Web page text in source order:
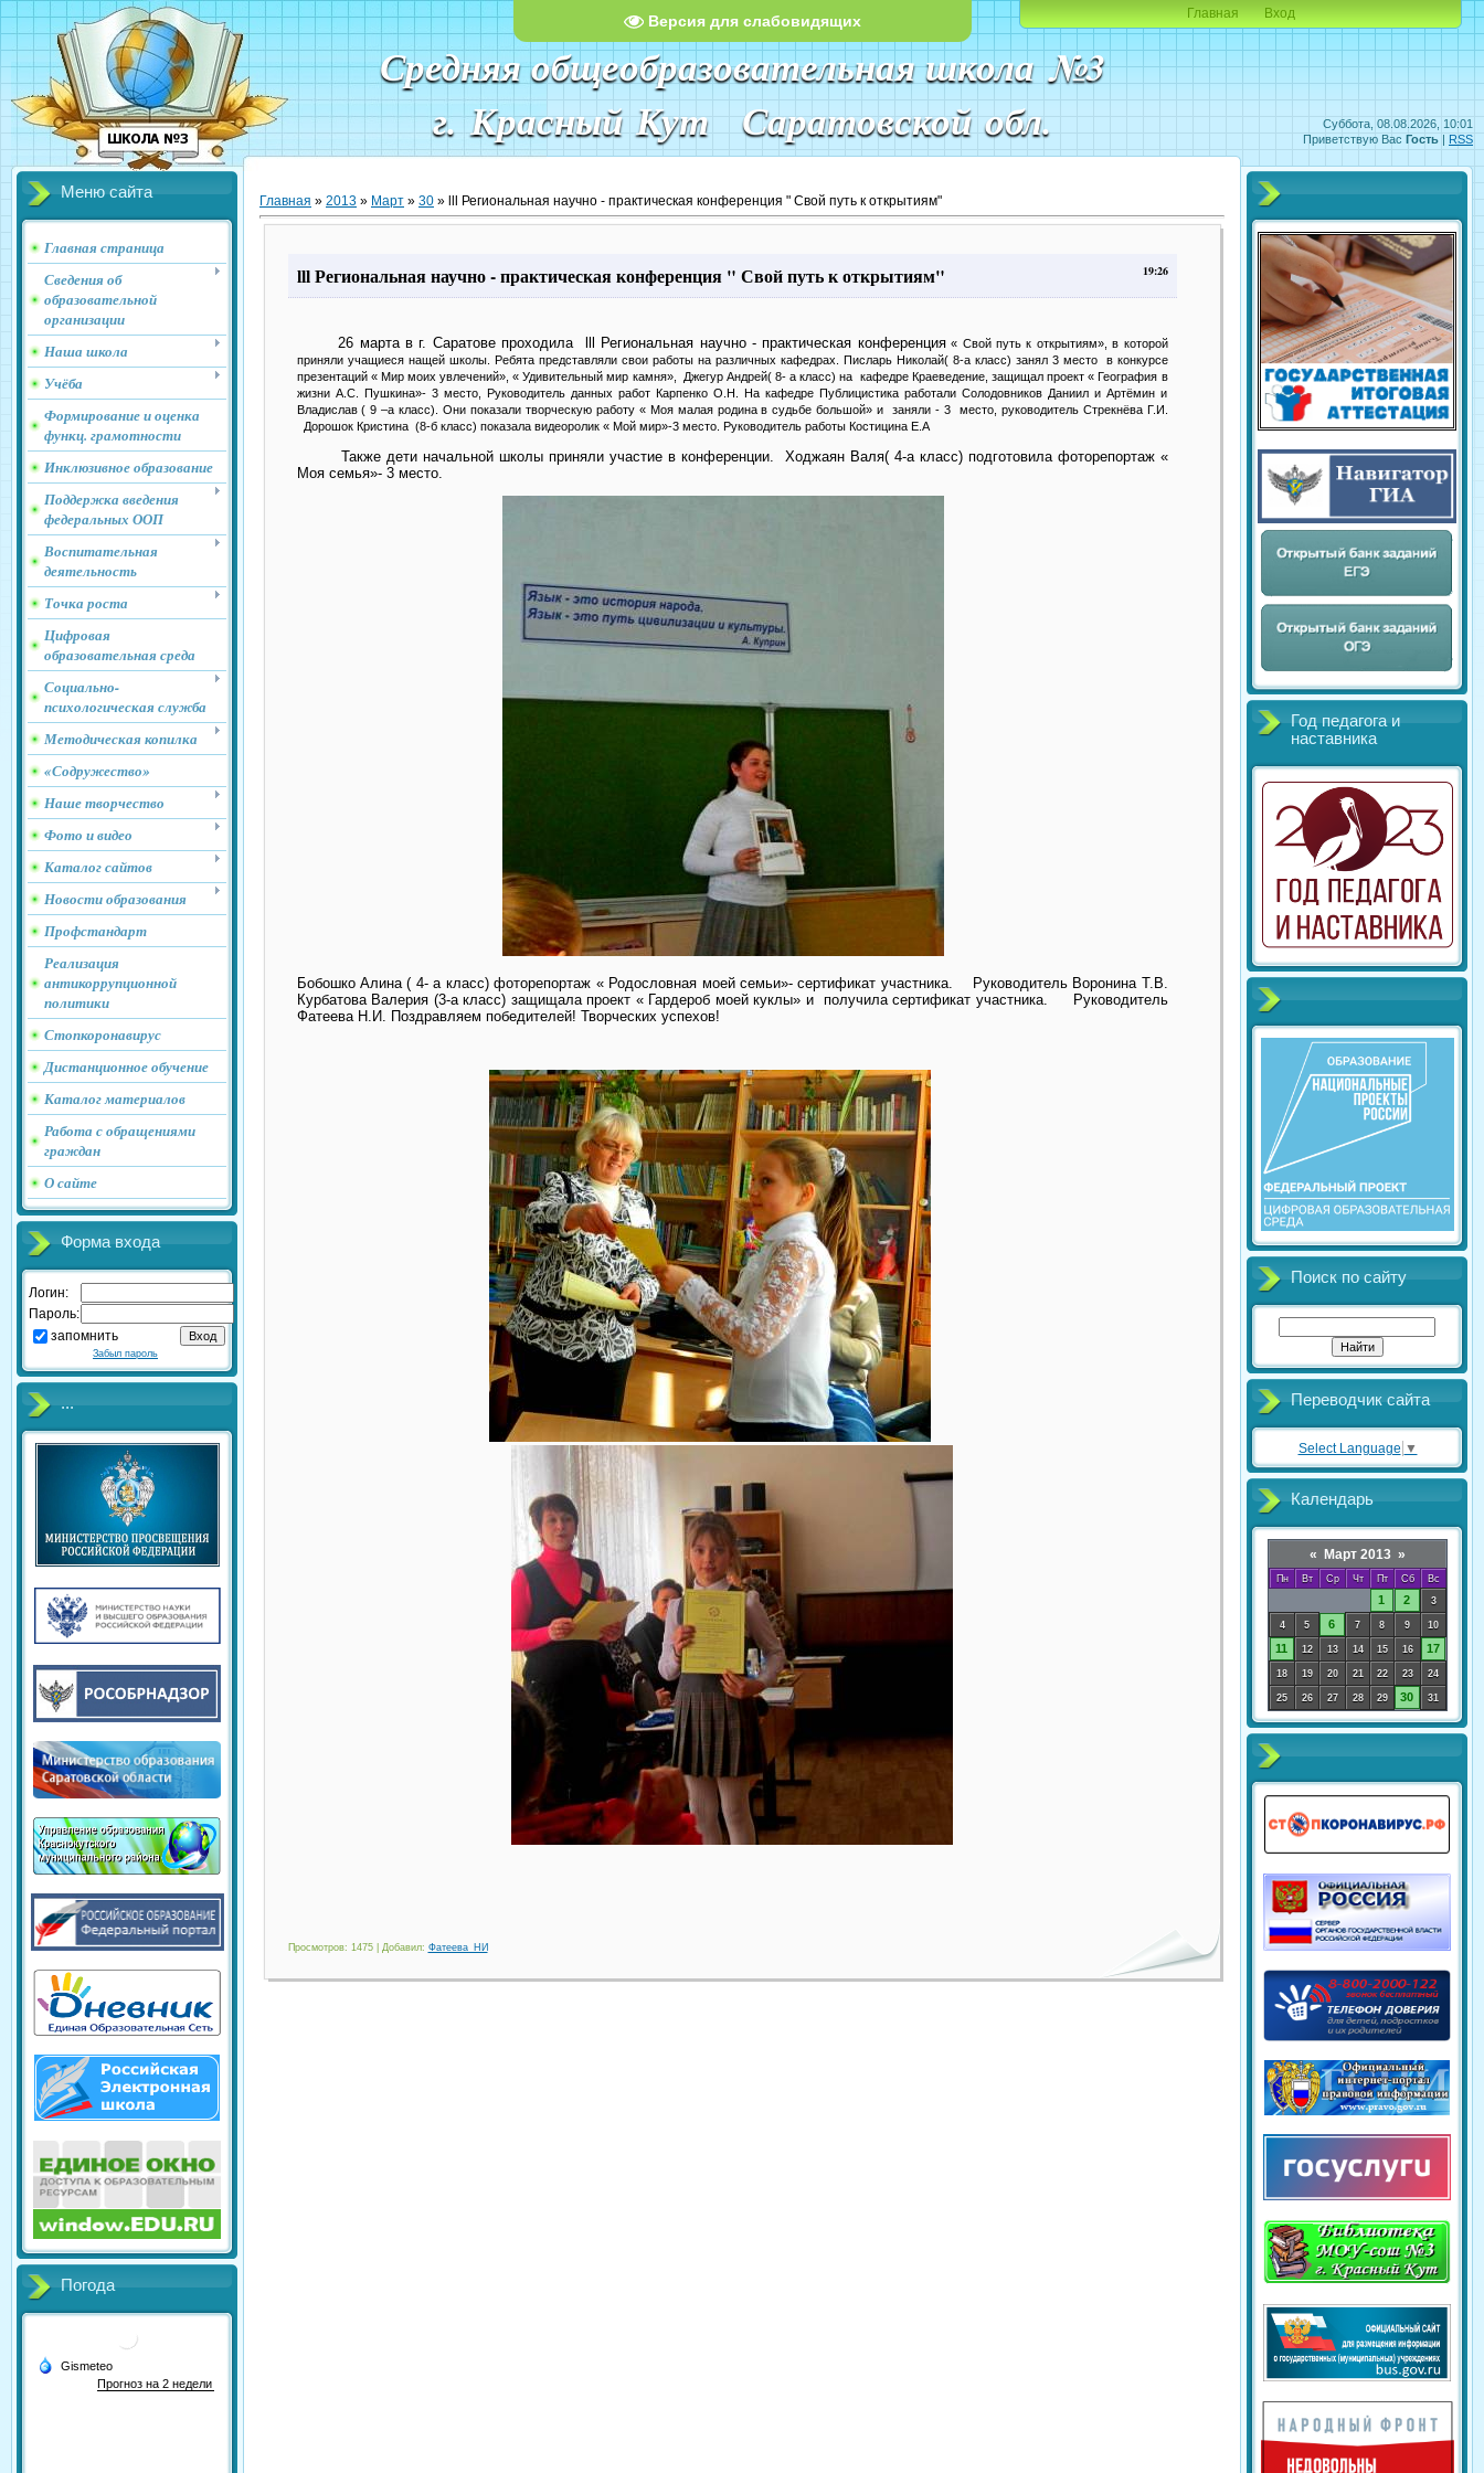
Версия для слабовидящих
Суббота, 08.08.2026, 10:01
Приветствую Вас Гость | RSS
Средняя общеобразовательная школа №3
г. Красный Кут Саратовской обл.
Главная Вход
Меню сайта
Главная страница
Сведения об
образовательной
организации
Наша школа
Учёба
Формирование и оценка
функц. грамотности
Инклюзивное образование
Поддержка введения
федеральных ООП
Воспитательная
деятельность
Точка роста
Цифровая
образовательная среда
Социально-
психологическая служба
Методическая копилка
«Содружество»
Наше творчество
Фото и видео
Каталог сайтов
Новости образования
Профстандарт
Реализация
антикоррупционной
политики
Стопкоронавирус
Дистанционное обучение
Каталог материалов
Работа с обращениями
граждан
О сайте
Форма входа
Логин:
Пароль:
запомнить
Забыл пароль
...
Погода
Главная » 2013 » Март » 30 » lll Региональная научно - практическая конференция " Свой путь к открытиям"
19:26
lll Региональная научно - практическая конференция " Свой путь к открытиям"
26 марта в г. Саратове проходила lll Региональная научно - практическая конференция « Свой путь к открытиям», в которой
приняли учащиеся нащей школы. Ребята представляли свои работы на различных кафедрах. Писларь Николай( 8-а класс) занял 3 место
в конкурсе
презентаций « Мир моих увлечений», « Удивительный мир камня»,
Джегур Андрей( 8- а класс) на кафедре Краеведение, защищал проект « География в
жизни А.С. Пушкина»- 3 место, Руководитель данных работ Карпенко О.Н. На кафедре Публицистика работали Солодовников Даниил и Артёмин и
Владислав ( 9 –а класс). Они показали творческую работу « Моя малая родина в судьбе большой» и
заняли - 3
место, руководитель Стрекнёва Г.И.
Дорошок Кристина (8-б класс) показала видеоролик « Мой мир»-3 место. Руководитель работы Костицина Е.А
Также дети начальной школы приняли участие в конференции.
Ходжаян Валя( 4-а класс) подготовила фоторепортаж «
Моя семья»- 3 место.
Бобошко Алина ( 4- а класс) фоторепортаж « Родословная моей семьи»- сертификат участника. Руководитель Воронина Т.В.
Курбатова Валерия (3-а класс) защищала проект « Гардероб моей куклы» и получила сертификат участника. Руководитель
Фатеева Н.И. Поздравляем победителей! Творческих успехов!
Просмотров: 1475 | Добавил: Фатеева_НИ
Год педагога и
наставника
Поиск по сайту
Переводчик сайта
Select Language ▼
Календарь
« Март 2013 »
Пн Вт Ср Чт Пт Сб Вс
1 2 3
4 5 6 7 8 9 10
11 12 13 14 15 16 17
18 19 20 21 22 23 24
25 26 27 28 29 30 31